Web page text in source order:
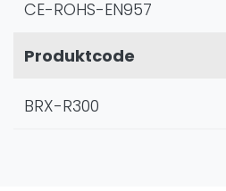
CE-ROHS-EN957
Produktcode
BRX-R300